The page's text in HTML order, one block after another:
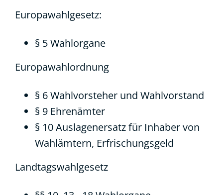
Europawahlgesetz:
§ 5 Wahlorgane
Europawahlordnung
§ 6 Wahlvorsteher und Wahlvorstand
§ 9 Ehrenämter
§ 10 Auslagenersatz für Inhaber von
Wahlämtern, Erfrischungsgeld
Landtagswahlgesetz